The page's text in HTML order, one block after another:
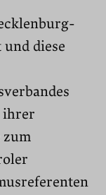
diese
ihrer